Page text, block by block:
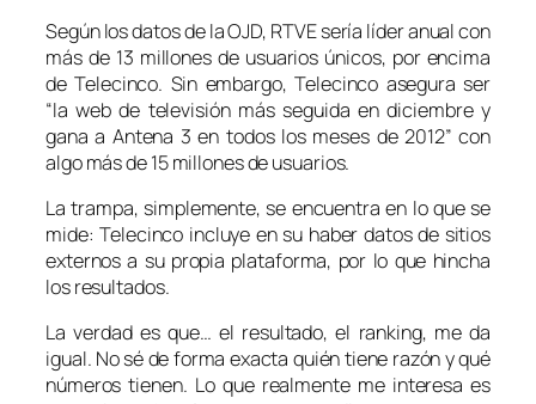
Según los datos de la OJD, RTVE sería líder anual con
más de 13 millones de usuarios únicos, por encima
de Telecinco. Sin embargo, Telecinco asegura ser
“la web de televisión más seguida en diciembre y
gana a Antena 3 en todos los meses de 2012” con
algo más de 15 millones de usuarios.
La trampa, simplemente, se encuentra en lo que se
mide: Telecinco incluye en su haber datos de sitios
externos a su propia plataforma, por lo que hincha
los resultados.
La verdad es que… el resultado, el ranking, me da
igual. No sé de forma exacta quién tiene razón y qué
números tienen. Lo que realmente me interesa es